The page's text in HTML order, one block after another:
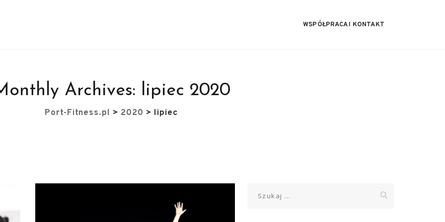
WSPÓŁPRACA I KONTAKT
Archives: lipiec 2020
Port-Fitness.pl > 2020 > lipiec